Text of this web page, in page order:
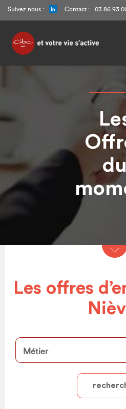
Suivez nous : I Contact : 03 86 93
À
Bilan de
Assistance
Espace
du
d
Les offres
Métier